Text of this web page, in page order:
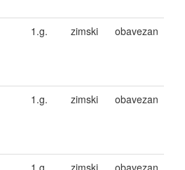
1.g. zimski obavezan
1.g. zimski obavezan
1.g. zimski obavezan